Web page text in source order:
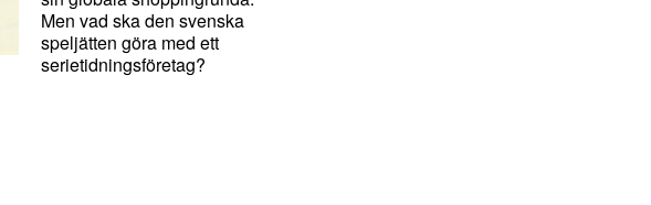
Men vad ska den svenska
speljätten göra med ett
serietidningsföretag?